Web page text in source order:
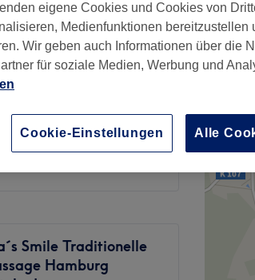
ab 65 €
130 €
Smile Traditionelle
Hamburg
eigene Cookies und Cookies von
Medienfunktionen bereitzustellen
Wir geben auch Informationen über die
für soziale Medien, Werbung und
Cookie-Einstellungen Alle